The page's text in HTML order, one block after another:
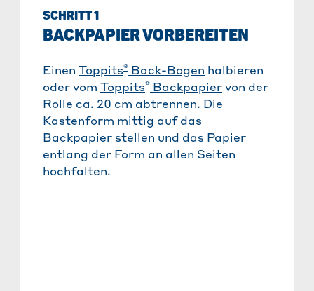
SCHRITT 1
BACKPAPIER VORBEREITEN
Einen Toppits® Back-Bogen halbieren
oder vom
Toppits® Backpapier von der
Rolle ca. 20 cm abtrennen. Die
Kastenform mittig auf das
Backpapier stellen und das Papier
entlang der Form an allen Seiten
hochfalten.